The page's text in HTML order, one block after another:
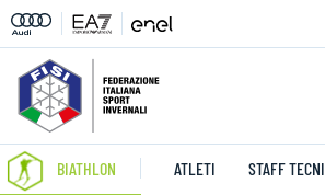
BIATHLON ATLETI STAFF